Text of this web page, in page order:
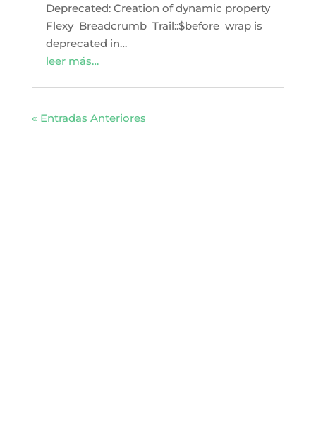
Deprecated: Creation of dynamic property
Flexy_Breadcrumb_Trail::$before_wrap is
deprecated in…
leer más…
« Entradas Anteriores